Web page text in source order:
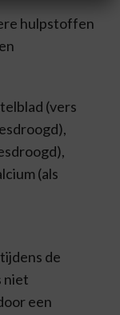
hulpstoffen
(vers
(als
de
niet
een